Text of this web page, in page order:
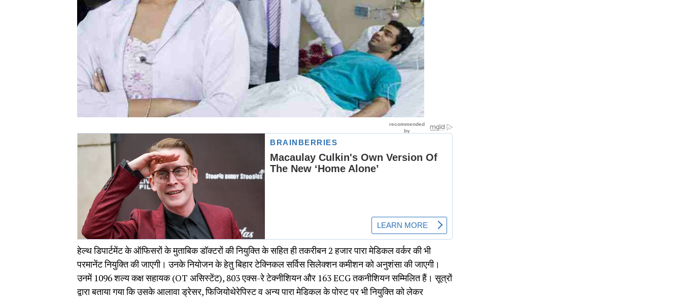
हेल्थ डिपार्टमेंट के ऑफिसरों के मुताबिक डॉक्टरों की नियुक्ति के सहित ही तकरीबन 2 हजार पारा मेडिकल वर्कर की भी
परमानेंट नियुक्ति की जाएगी। उनके नियोजन के हेतु बिहार टेक्निकल सर्विस सिलेक्शन कमीशन को अनुशंसा की जाएगी।
उनमें 1096 शल्य कक्ष सहायक (OT असिस्टेंट), 803 एक्स-रे टेक्नीशियन और 163 ECG तकनीशियन सम्मिलित हैं। सूत्रों
द्वारा बताया गया कि उसके आलावा ड्रेसर, फिजियोथेरेपिस्ट व अन्य पारा मेडिकल के पोस्ट पर भी नियुक्ति को लेकर